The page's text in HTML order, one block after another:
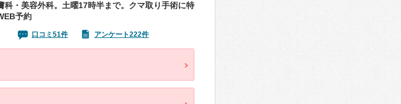
科・美容外科。土曜17時半まで。クマ取り手術に特
予約
口コミ51件 アンケート222件